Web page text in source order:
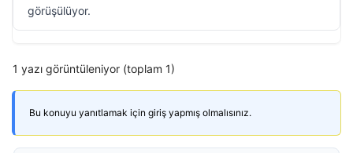
görüşülüyor.
1 yazı görüntüleniyor (toplam 1)
Bu konuyu yanıtlamak için giriş yapmış olmalısınız.